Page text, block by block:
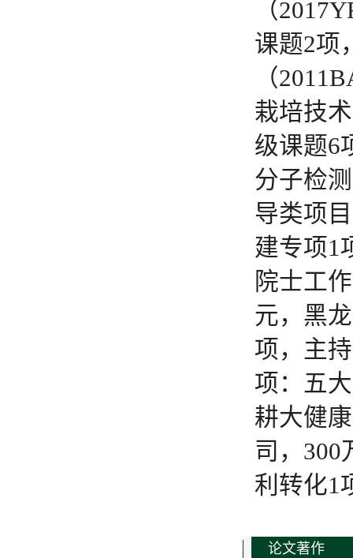
（
课题2项
（
栽培技
级课题6
分子检
导类项
建专项1
院士工
元，黑
项，主
项：五
耕大健
司，300
利转化1
论文著作